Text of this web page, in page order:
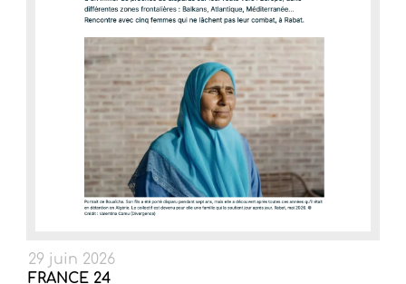
29 juin 2026
FRANCE 24